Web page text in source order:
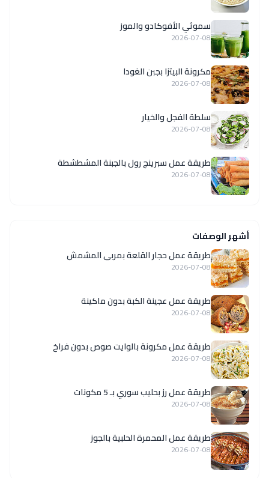
سموثي الأفوكادو والموز
2026-07-08
مكرونة البيتزا بجبن الغودا
2026-07-08
سلطة الفجل والخيار
2026-07-08
طريقة عمل سبرينج رول بالجبنة المشطشطة
2026-07-08
أشهر الوصفات
طريقة عمل حجار القلعة بمربى المشمش
2026-07-08
طريقة عمل عجينة الكبة بدون ماكينة
2026-07-08
طريقة عمل مكرونة بالوايت صوص بدون فراخ
2026-07-08
طريقة عمل رز بحليب سوري بـ 5 مكونات
2026-07-08
طريقة عمل المحمرة الحلبية بالجوز
2026-07-08